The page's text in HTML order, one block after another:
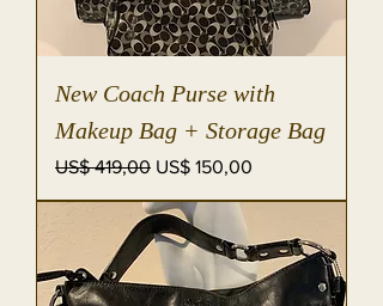
New Coach Purse with
Makeup Bag + Storage Bag
Preço normal
US$ 419,00 Preço promocional
US$ 150,00